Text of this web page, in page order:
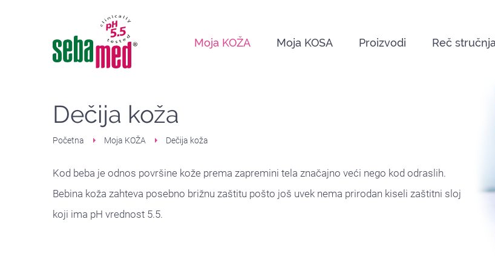
Moja KOŽA Moja KOSA Proizvodi Reč
Dečija koža
Početna Moja KOŽA Dečija koža
Kod beba je odnos površine kože prema zapremini tela značajno veći nego kod odraslih.
Bebina koža zahteva posebno brižnu zaštitu pošto još uvek nema prirodan kiseli zaštitni sloj
koji ima pH vrednost 5.5.